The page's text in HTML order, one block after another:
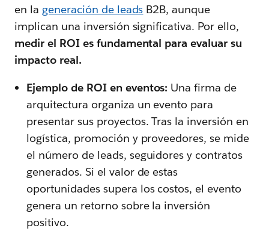
en la generación de leads B2B, aunque
implican una inversión significativa. Por ello,
medir el ROI es fundamental para evaluar su
impacto real.
Ejemplo de ROI en eventos: Una firma de
arquitectura organiza un evento para
presentar sus proyectos. Tras la inversión en
logística, promoción y proveedores, se mide
el número de leads, seguidores y contratos
generados. Si el valor de estas
oportunidades supera los costos, el evento
genera un retorno sobre la inversión
positivo.